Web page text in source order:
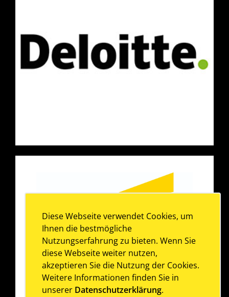
Diese Webseite verwendet Cookies, um
Ihnen die bestmögliche
Nutzungserfahrung zu bieten. Wenn Sie
diese Webseite weiter nutzen,
akzeptieren Sie die Nutzung der Cookies.
Weitere Informationen finden Sie in
unserer Datenschutzerklärung.